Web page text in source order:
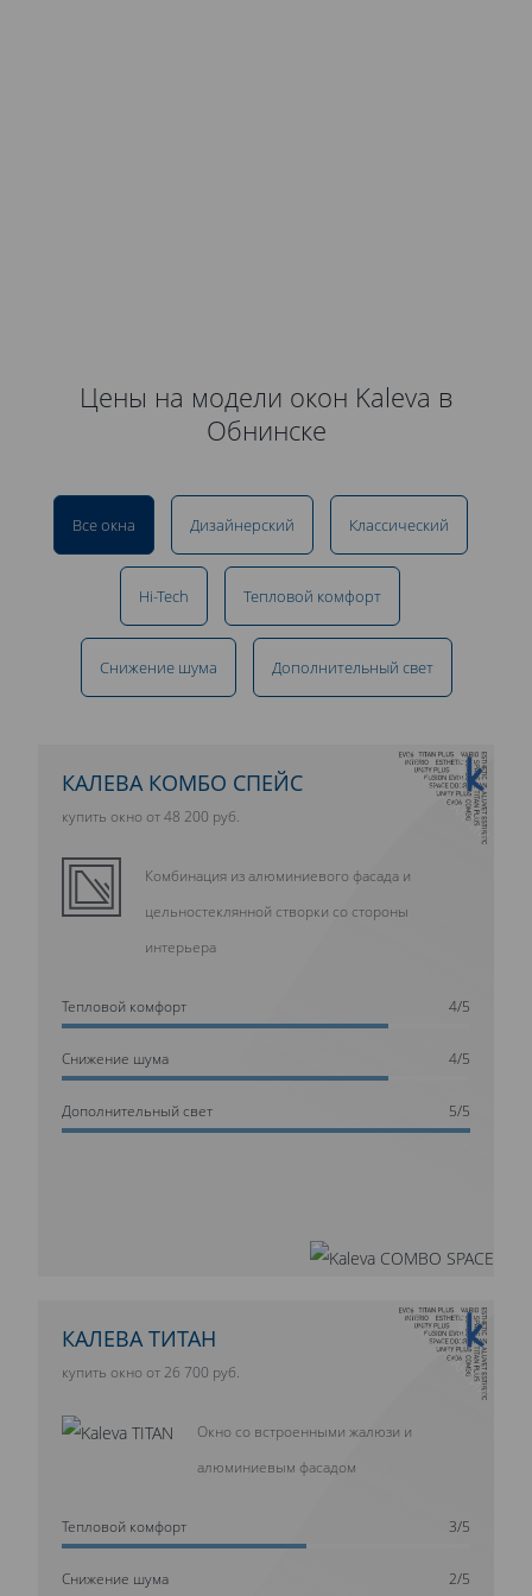
Цены на модели окон Kaleva в
Обнинске
Все окна Дизайнерский Классический
Hi-Tech Тепловой комфорт
Снижение шума Дополнительный свет
10 ЛЕТ ГАРАНТИИ
КАЛЕВА КОМБО СПЕЙС
купить окно от 48 200 руб.
Комбинация из алюминиевого фасада и
цельностеклянной створки со стороны
интерьера
Тепловой комфорт 4/5
Cнижение шума 4/5
Дополнительный свет 5/5
10 ЛЕТ ГАРАНТИИ
КАЛЕВА ТИТАН
купить окно от 26 700 руб.
Окно со встроенными жалюзи и
алюминиевым фасадом
Тепловой комфорт 3/5
Cнижение шума 2/5